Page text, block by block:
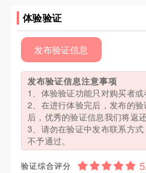
体验验证
发布验证信息
发布验证信息注意事项
1、体验验证功能只对购买者或
2、在进行体验完后，发布的
后，优秀的验证信息我们将返
3、请勿在验证中发布联系方
不予通过。
验证综合评分